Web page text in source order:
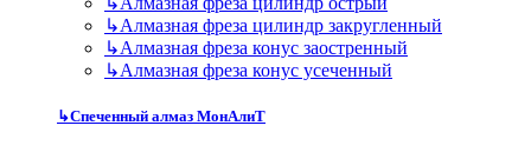
↳Алмазная фреза цилиндр закругленный
↳Алмазная фреза конус заостренный
↳Алмазная фреза конус усеченный
↳Спеченный алмаз МонАлиТ